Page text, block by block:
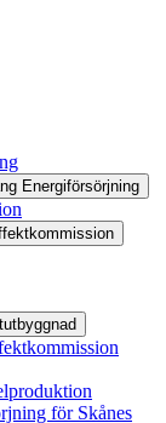
Energiförsörjning
för Skånes